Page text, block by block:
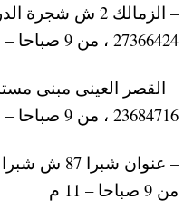
27366424 ، من 9 صباحا – 11 م
– القصر العينى مبنى
23684716 ، من 9 صباحا – 11 م.
من 9 صباحا – 11 م